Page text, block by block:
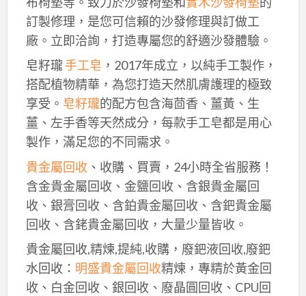
訂製修理，是您可信賴的沙發修理與訂做工
廠。立即洽詢，打造專屬您的舒適沙發體驗。
皂籽瓏手工皂 ，2017年成立，以純手工製作，
搭配植物精華，為您打造天然肌膚護理的極致
享受。 皂籽瓏的配方包含海茴香、薑黃、生
薑、左手香等天然成分，每款手工皂都是用心
製作，滿足您的不同需求。
貴金屬回收、收購、買賣，24小時全省服務！
含金貴金屬回收、金鹽回收、含銀貴金屬回
收、銀膏回收、含鉑貴金屬回收、含鈀貴金屬
回收、含銠貴金屬回收，大量少量皆收。
貴金屬回收,精煉,提純,收購，廢鈀液回收,廢鈀
水回收： 明盛貴金屬回收精煉，專精於黃金回
收、白金回收、銀回收、廢晶圓回收、CPU回